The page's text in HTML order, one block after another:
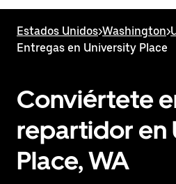
Estados Unidos>Washington>
Entregas en University Place
Conviértete
repartidor en
Place, WA